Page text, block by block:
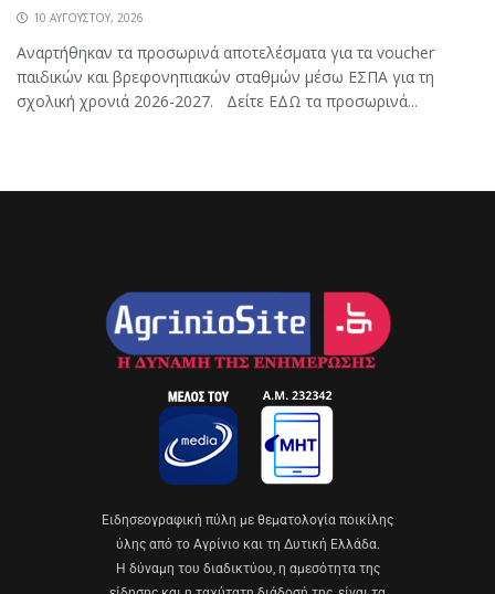
10 ΑΥΓΟΎΣΤΟΥ, 2026
Αναρτήθηκαν τα προσωρινά αποτελέσματα για τα voucher
παιδικών και βρεφονηπιακών σταθμών μέσω ΕΣΠΑ για τη
σχολική χρονιά 2026-2027. Δείτε ΕΔΩ τα προσωρινά...
Eιδησεογραφική πύλη με θεματολογία ποικίλης
ύλης από το Αγρίνιο και τη Δυτική Ελλάδα.
Η δύναμη του διαδικτύου, η αμεσότητα της